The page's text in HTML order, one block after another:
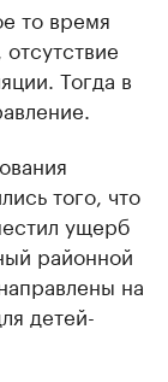
то время
Тогда в
того, что
ущерб
районной
на
детей-